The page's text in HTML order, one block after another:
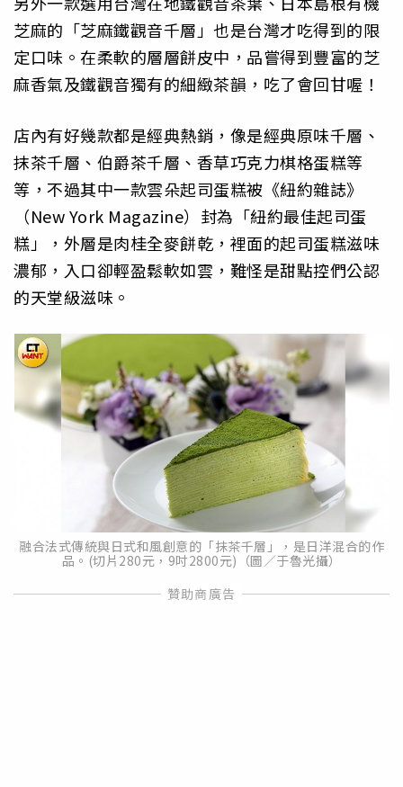
芝麻的「芝麻鐵觀音千層」也是台灣才吃得到的限
定口味。在柔軟的層層餅皮中，品嘗得到豐富的芝
麻香氣及鐵觀音獨有的細緻茶韻，吃了會回甘喔！
店內有好幾款都是經典熱銷，像是經典原味千層、
抹茶千層、伯爵茶千層、香草巧克力棋格蛋糕等
等，不過其中一款雲朵起司蛋糕被《紐約雜誌》
（New York Magazine）封為「紐約最佳起司蛋
糕」，外層是肉桂全麥餅乾，裡面的起司蛋糕滋味
濃郁，入口卻輕盈鬆軟如雲，難怪是甜點控們公認
的天堂級滋味。
融合法式傳統與日式和風創意的「抹茶千層」，是日洋混合的作
品。(切片280元，9吋2800元)（圖／于魯光攝）